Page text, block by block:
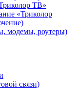
ТВ»
«Триколор
модемы, роутеры)
связи)